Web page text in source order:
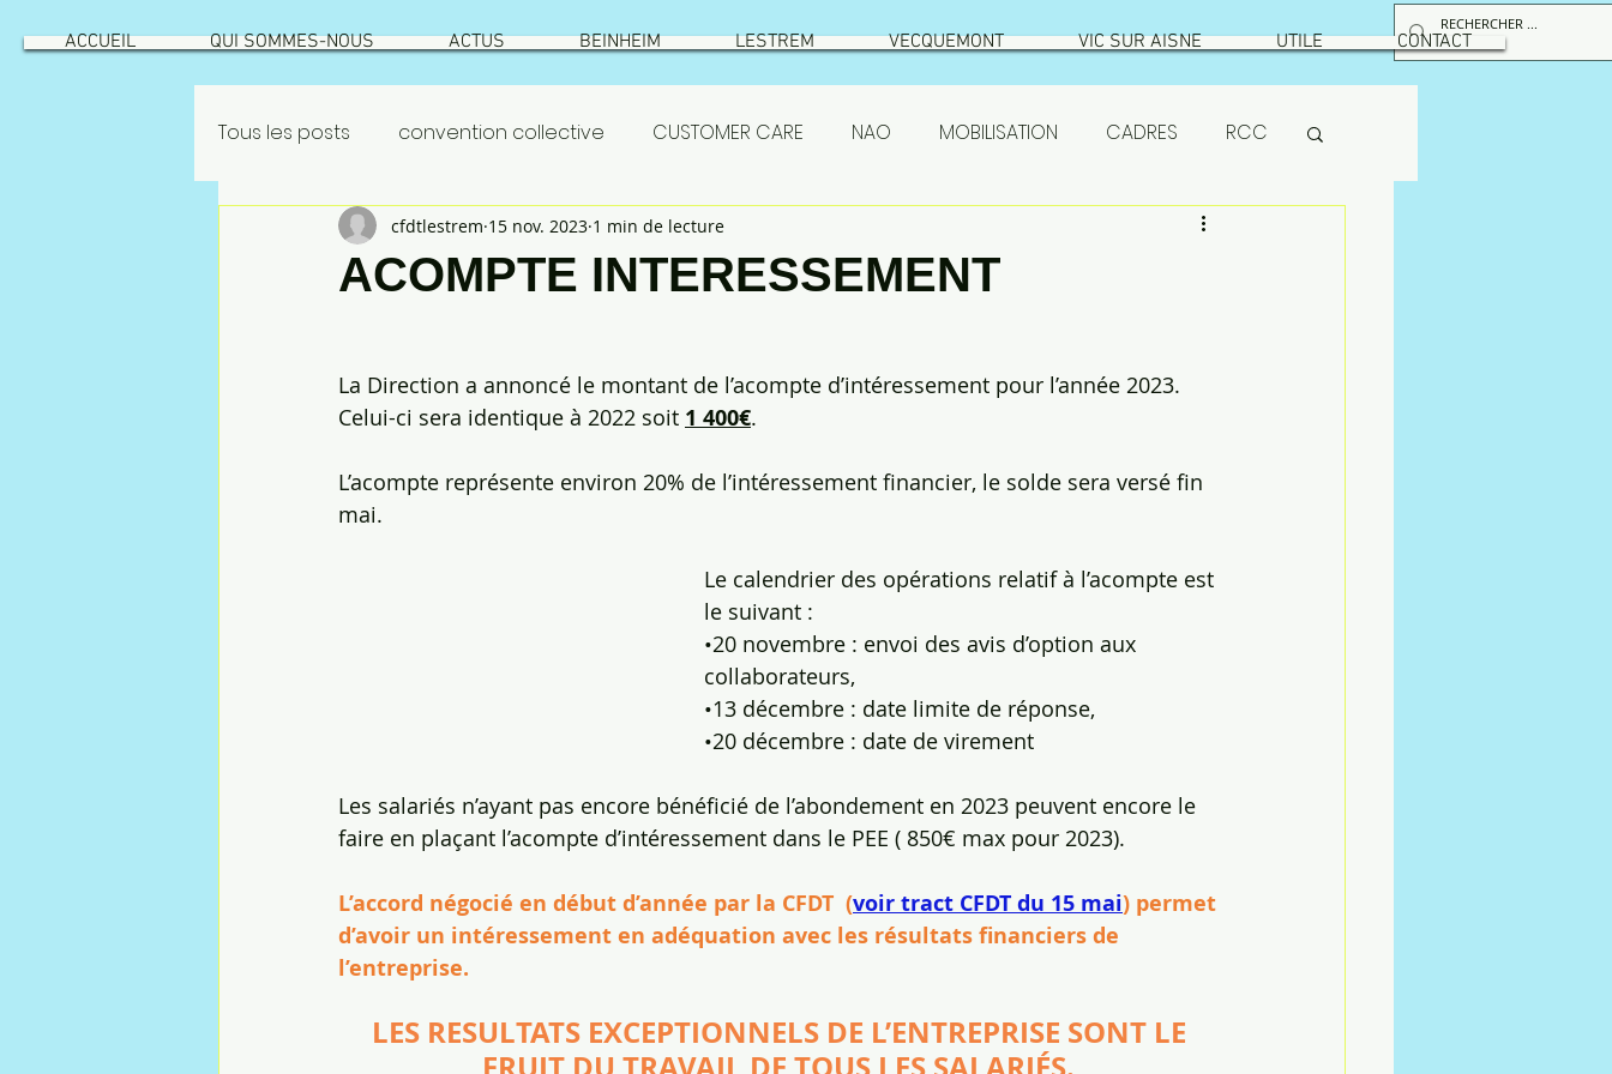
ACCUEIL QUI SOMMES-NOUS ACTUS BEINHEIM LESTREM VECQUEMONT VIC SUR AISNE UTILE CONTACT
Tous les posts convention collective CUSTOMER CARE NAO MOBILISATION CADRES RCC
GEPPMM ROATATIONS SETHNESS test
risque industriel Vecquemont résumé élections
NAO 2022
ACOMPTE INTERESSEMENT
cfdtlestrem 15 nov. 2023 1 min de lecture
La Direction a annoncé le montant de l’acompte d’intéressement pour l’année 2023.
Celui-ci sera identique à 2022 soit 1 400€.
L’acompte représente environ 20% de l’intéressement financier, le solde sera versé fin
mai.
Le calendrier des opérations relatif à l’acompte est
le suivant :
•20 novembre : envoi des avis d’option aux
collaborateurs,
•13 décembre : date limite de réponse,
•20 décembre : date de virement
Les salariés n’ayant pas encore bénéficié de l’abondement en 2023 peuvent encore le
faire en plaçant l’acompte d’intéressement dans le PEE ( 850€ max pour 2023).
L’accord négocié en début d’année par la CFDT  (voir tract CFDT du 15 mai) permet
d’avoir un intéressement en adéquation avec les résultats financiers de
l’entreprise.
LES RESULTATS EXCEPTIONNELS DE L’ENTREPRISE SONT LE